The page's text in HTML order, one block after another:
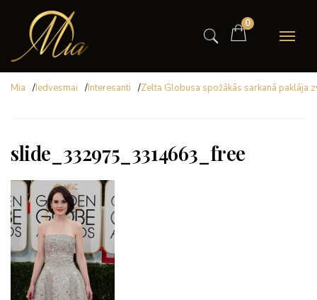
0
Mia /Iedvesmai /Interesanti /Zelta Globusa spožākās sarkanā paklāja
slide_332975_3314663_free